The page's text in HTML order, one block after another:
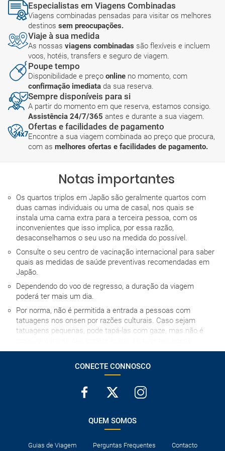
Especialistas em Viagens Combinadas
Viagens combinadas pensadas para visitar os melhores
destinos sem preocupações.
Viaje à sua medida
As nossas viagens combinadas são flexíveis e incluem
voos, hotéis, transfers e seguro de viagem.
Poupe tempo
Disponibilidade e preço online no momento, com
confirmação imediata da sua reserva.
Sempre disponíveis para si
A partir do momento em que reserva, estamos consigo.
Assistência 24/7/365 antes e durante a sua viagem.
Ofertas e facilidades de pagamento
Encontre a sua viagem combinada ao preço que procura,
com as melhores ofertas e facilidades de pagamento.
Notas importantes
Os quartos triplos em Japão são geralmente quartos com
duas camas individuais ou uma de casal, nos quais se
instala uma cama extra para a terceira pessoa, com os
inconvenientes que isso implica, por essa razão,
desaconselhamos o seu uso na medida do possível.
Consulte o seu centro de vacinação internacional para saber
quais as medidas de saúde preventivas recomendadas em
Japão.
Dependendo do voo de regresso, a duração da viagem
poderá ter mais um dia.
Por norma, não é permitida a entrada a pessoas com
tatuagens nos onsen por razões culturais. Caso sejam
tatuagens pequenas, pode tapá-las com gaze, mas não é
grandes.
MUITO IMPORTANTE SOBRE O JAPAN RAIL PASS: podem
aceder à compra e a todas as informações sobre o passe no
site: http://www.jrpass.com. A compra do Japan Rail Pass
não pode ser efetuada com mais de três meses de
Os quartos triplos em Ásia são geralmente quartos com
CONECTE CONNOSCO
QUEM SOMOS
Guias de Viagem Perguntas Frequentes Contacto